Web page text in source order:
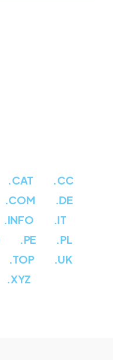
.CAT
.CC
.COM
.DE
.INFO
.IT
.PE
.PL
.TOP
.UK
.XYZ